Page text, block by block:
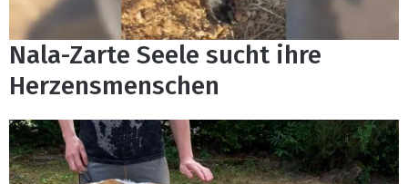
Nala-Zarte Seele sucht ihre
Herzensmenschen